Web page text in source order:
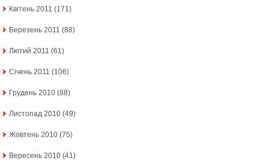
Квітень 2011 (171)
Березень 2011 (88)
Лютий 2011 (61)
Січень 2011 (106)
Грудень 2010 (88)
Листопад 2010 (49)
Жовтень 2010 (75)
Вересень 2010 (41)